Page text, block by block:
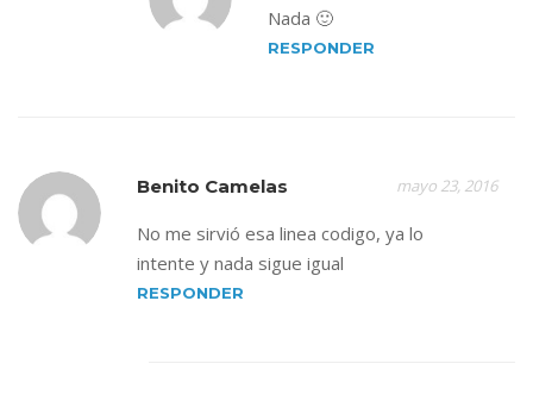
Nada 🙂
RESPONDER
Benito Camelas mayo 23, 2016
No me sirvió esa linea codigo, ya lo
intente y nada sigue igual
RESPONDER